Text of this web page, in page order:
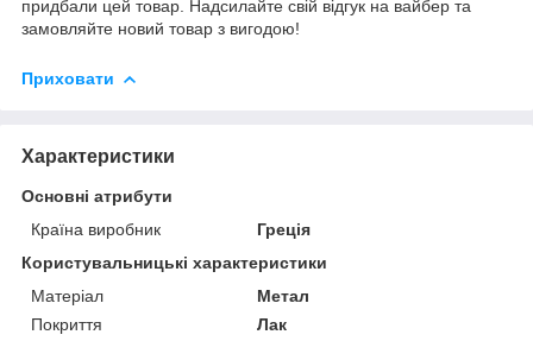
придбали цей товар. Надсилайте свій відгук на вайбер та
замовляйте новий товар з вигодою!
Приховати
Характеристики
Основні атрибути
Країна виробник
Греція
Користувальницькі характеристики
Матеріал
Метал
Покриття
Лак